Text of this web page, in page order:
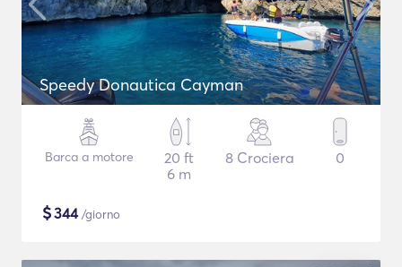
Speedy Donautica Cayman
Barca a motore
20 ft
6 m
8 Crociera 0
$344/giorno